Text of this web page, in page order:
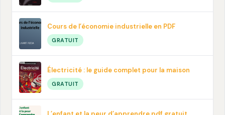
Cours de l’économie industrielle en PDF
GRATUIT
Électricité : le guide complet pour la maison
GRATUIT